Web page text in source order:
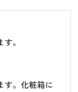
。
す。化粧箱に